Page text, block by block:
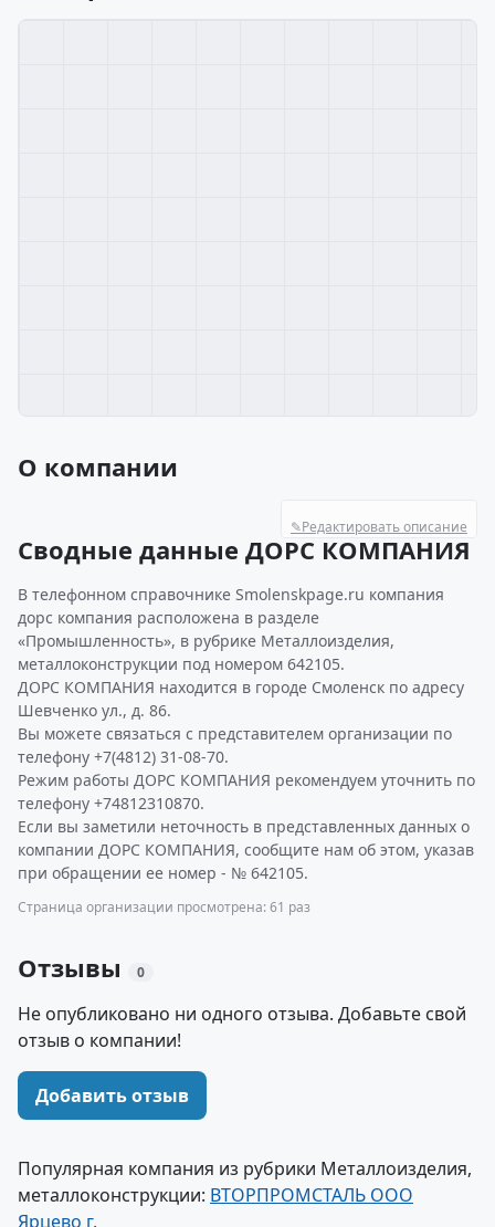
О компании
✎Редактировать описание
Сводные данные ДОРС КОМПАНИЯ
В телефонном справочнике Smolenskpage.ru компания
дорс компания расположена в разделе
«Промышленность», в рубрике Металлоизделия,
металлоконструкции под номером 642105.
ДОРС КОМПАНИЯ находится в городе Смоленск по адресу
Шевченко ул., д. 86.
Вы можете связаться с представителем организации по
телефону +7(4812) 31-08-70.
Режим работы ДОРС КОМПАНИЯ рекомендуем уточнить по
телефону +74812310870.
Если вы заметили неточность в представленных данных о
компании ДОРС КОМПАНИЯ, сообщите нам об этом, указав
при обращении ее номер - № 642105.
Страница организации просмотрена: 61 раз
Отзывы 0
Не опубликовано ни одного отзыва. Добавьте свой
отзыв о компании!
Добавить отзыв
Популярная компания из рубрики Металлоизделия,
металлоконструкции: ВТОРПРОМСТАЛЬ ООО
Ярцево г.